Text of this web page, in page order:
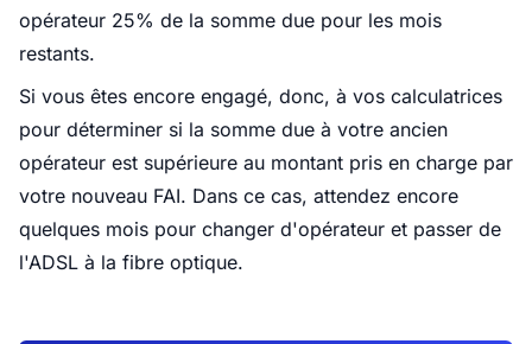
opérateur 25% de la somme due pour les mois
restants.
Si vous êtes encore engagé, donc, à vos calculatrices
pour déterminer si la somme due à votre ancien
opérateur est supérieure au montant pris en charge par
votre nouveau FAI. Dans ce cas, attendez encore
quelques mois pour changer d'opérateur et passer de
l'ADSL à la fibre optique.